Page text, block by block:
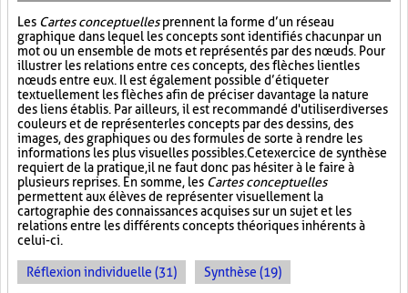
Les Cartes conceptuellesprennent la forme d’un réseau
graphique dans lequel les concepts sont identifiés chacun par un
mot ou un ensemble de mots et représentés par des nœuds. Pour
illustrer les relations entre ces concepts, des flèches lient les
nœuds entre eux. Il est également possible d’étiqueter
textuellement les flèches afin de préciser davantage la nature
des liens établis. Par ailleurs, il est recommandé d'utiliser diverses
couleurs et de représenter les concepts par des dessins, des
images, des graphiques ou des formules de sorte à rendre les
informations les plus visuelles possibles. Cet exercice de synthèse
requiert de la pratique, il ne faut donc pas hésiter à le faire à
plusieurs reprises. En somme, les Cartes conceptuelles
permettent aux élèves de représenter visuellement la
cartographie des connaissances acquises sur un sujet et les
relations entre les différents concepts théoriques inhérents à
celui-ci.
Réflexion individuelle (31) Synthèse (19)